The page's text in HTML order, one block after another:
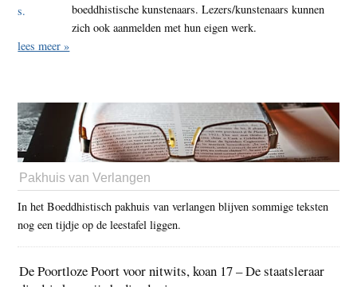
boeddhistische kunstenaars. Lezers/kunstenaars kunnen
zich ook aanmelden met hun eigen werk.
lees meer »
Pakhuis van Verlangen
In het Boeddhistisch pakhuis van verlangen blijven sommige teksten
nog een tijdje op de leestafel liggen.
De Poortloze Poort voor nitwits, koan 17 – De staatsleraar